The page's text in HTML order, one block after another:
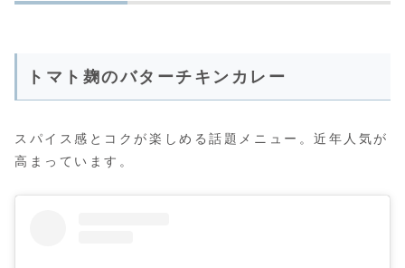
トマト麹のバターチキンカレー
スパイス感とコクが楽しめる話題メニュー。近年人気が
高まっています。